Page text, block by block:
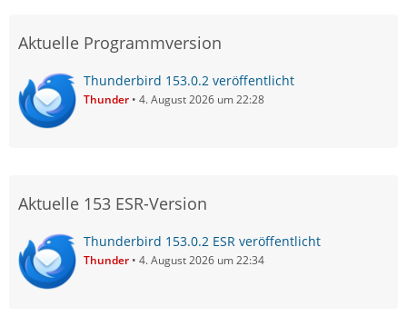
Aktuelle Programmversion
Thunderbird 153.0.2 veröffentlicht
Thunder 4. August 2026 um 22:28
Aktuelle 153 ESR-Version
Thunderbird 153.0.2 ESR veröffentlicht
Thunder 4. August 2026 um 22:34